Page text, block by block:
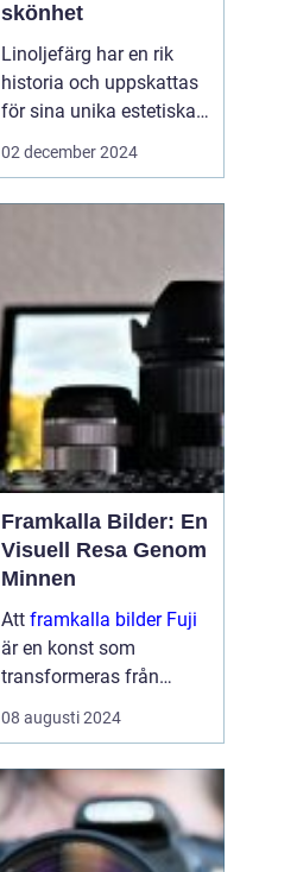
skönhet
Linoljefärg har en rik
historia och uppskattas
för sina unika estetiska
och funktionella
hållbart och miljövänligt
alternativ till...
02 december 2024
Framkalla Bilder: En
Visuell Resa Genom
Minnen
Att framkalla bilder Fuji
är en konst som
transformeras från
digitala pixlar på en
skärm till fysiska
Det är en process s...
08 augusti 2024